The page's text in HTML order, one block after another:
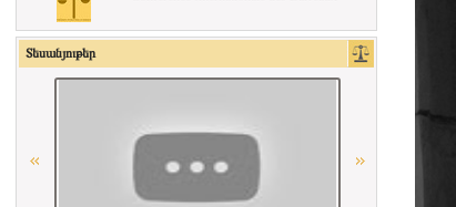
Ordre des avocats de Paris
Տեսանյութեր